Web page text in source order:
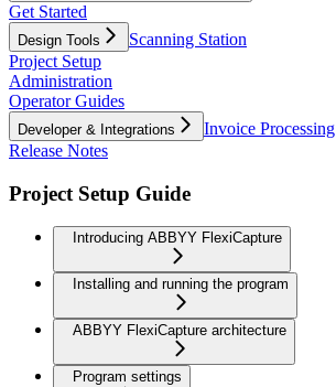
Get Started
Design Tools
Scanning Station
Project Setup
Administration
Operator Guides
Developer & Integrations
Invoice Processing
Release Notes
Project Setup Guide
Introducing ABBYY FlexiCapture
Installing and running the program
ABBYY FlexiCapture architecture
Program settings